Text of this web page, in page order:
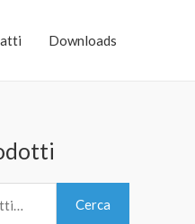
Downloads
Cerca